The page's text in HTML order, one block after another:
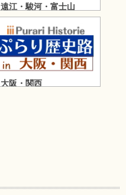
遠江・駿河・富士山
大阪・関西